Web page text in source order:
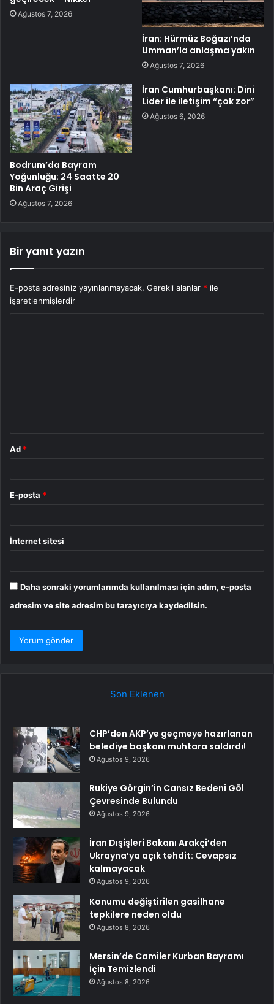
Ağustos 7, 2026
İran: Hürmüz Boğazı’nda
Umman’la anlaşma yakın
Ağustos 7, 2026
Bodrum’da Bayram
Yoğunluğu: 24 Saatte 20
Bin Araç Girişi
Ağustos 7, 2026
İran Cumhurbaşkanı: Dini
Lider ile iletişim “çok zor”
Ağustos 6, 2026
Bir yanıt yazın
E-posta adresiniz yayınlanmayacak. Gerekli alanlar * ile
işaretlenmişlerdir
Ad *
E-posta *
İnternet sitesi
Daha sonraki yorumlarımda kullanılması için adım, e-posta
adresim ve site adresim bu tarayıcıya kaydedilsin.
Son Eklenen
CHP’den AKP’ye geçmeye hazırlanan
belediye başkanı muhtara saldırdı!
Ağustos 9, 2026
Rukiye Görgin’in Cansız Bedeni Göl
Çevresinde Bulundu
Ağustos 9, 2026
İran Dışişleri Bakanı Arakçi’den
Ukrayna’ya açık tehdit: Cevapsız
kalmayacak
Ağustos 9, 2026
Konumu değiştirilen gasilhane
tepkilere neden oldu
Ağustos 8, 2026
Mersin’de Camiler Kurban Bayramı
İçin Temizlendi
Ağustos 8, 2026